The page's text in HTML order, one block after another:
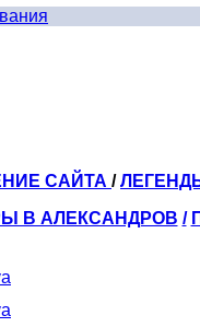
САЙТА /
В АЛЕКСАНДРОВ /